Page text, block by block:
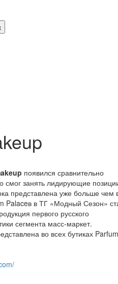
появился сравнительно
смог занять лидирующие
представлена уже больше чем
Palaceв в ТГ «Модный Сезон»
первого русского
сегмента масс-маркет.
во всех бутиках Parfum